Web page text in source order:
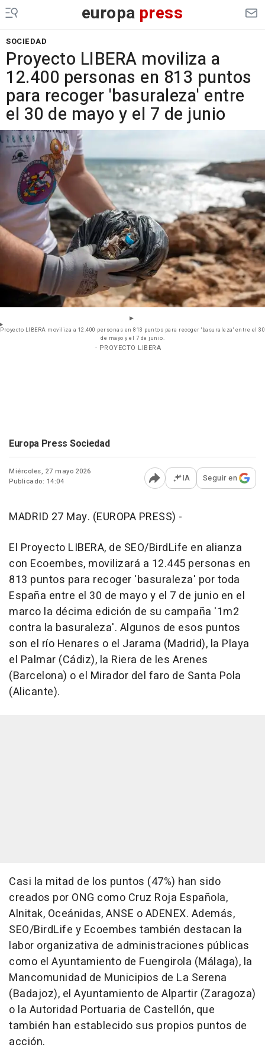
europa press
SOCIEDAD
Proyecto LIBERA moviliza a
12.400 personas en 813 puntos
para recoger 'basuraleza' entre
el 30 de mayo y el 7 de junio
Proyecto LIBERA moviliza a 12.400 personas en 813 puntos para recoger 'basuraleza' entre el 30
de mayo y el 7 de junio.
- PROYECTO LIBERA
Europa Press Sociedad
Miércoles, 27 mayo 2026
Publicado: 14:04
Abrir opciones para
IA Seguir en
MADRID 27 May. (EUROPA PRESS) -
El Proyecto LIBERA, de SEO/BirdLife en alianza
con Ecoembes, movilizará a 12.445 personas en
813 puntos para recoger 'basuraleza' por toda
España entre el 30 de mayo y el 7 de junio en el
marco la décima edición de su campaña '1m2
contra la basuraleza'. Algunos de esos puntos
son el río Henares o el Jarama (Madrid), la Playa
el Palmar (Cádiz), la Riera de les Arenes
(Barcelona) o el Mirador del faro de Santa Pola
(Alicante).
Casi la mitad de los puntos (47%) han sido
creados por ONG como Cruz Roja Española,
Alnitak, Oceánidas, ANSE o ADENEX. Además,
SEO/BirdLife y Ecoembes también destacan la
labor organizativa de administraciones públicas
como el Ayuntamiento de Fuengirola (Málaga), la
Mancomunidad de Municipios de La Serena
(Badajoz), el Ayuntamiento de Alpartir (Zaragoza)
o la Autoridad Portuaria de Castellón, que
también han establecido sus propios puntos de
acción.